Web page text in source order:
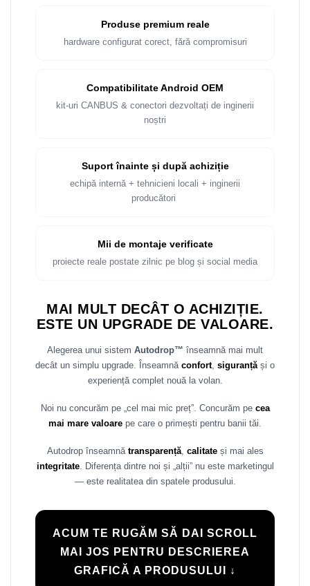
Rame adaptoare Audi
Rame adaptoare Seat
Rame adaptoare Volvo
Rame adaptoare Peugeot
Rame adaptoare Daihatsu
Rame adaptoare Mazda
Rame adaptoare Kia
Rame adaptoare Alfa Romeo
Rame adaptoare Nissan
Rame adaptoare Fiat
Rame adaptoare Hyundai
Rame adaptoare Chevrolet
Rame adaptoare Mitsubishi
Produse premium reale
hardware configurat corect, fără compromisuri
Compatibilitate Android OEM
kit-uri CANBUS & conectori dezvoltați de inginerii
noștri
Suport înainte și după achiziție
echipă internă + tehnicieni locali + inginerii
producători
Mii de montaje verificate
proiecte reale postate zilnic pe blog și social media
MAI MULT DECÂT O ACHIZIȚIE.
ESTE UN UPGRADE DE VALOARE.
Alegerea unui sistem Autodrop™ înseamnă mai mult
decât un simplu upgrade. Înseamnă confort, siguranțăși o
experiență complet nouă la volan.
Noi nu concurăm pe „cel mai mic preț”. Concurăm pe cea
mai mare valoare pe care o primești pentru banii tăi.
Autodrop înseamnă transparență, calitateși mai ales
integritate. Diferența dintre noi și „alții” nu este marketingul
— este realitatea din spatele produsului.
ACUM TE RUGĂM SĂ DAI SCROLL
MAI JOS PENTRU DESCRIEREA
GRAFICĂ A PRODUSULUI ↓